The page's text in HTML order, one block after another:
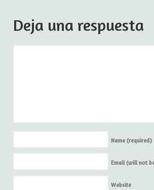
Deja una respuesta
Name (required)
Email (will not
Website